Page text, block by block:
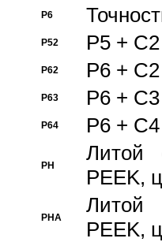
P6
P52 P5 + C2
P62 P6 + C2
P63 P6 + C3
P64 P6 + C4
PH
Литой
PEEK,
PHA
Литой
PEEK,